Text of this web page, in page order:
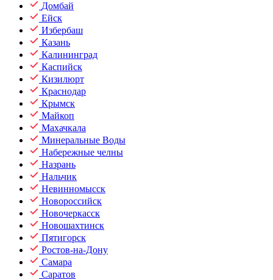
Домбай
Ейск
Избербаш
Казань
Калининград
Каспийск
Кизилюрт
Краснодар
Крымск
Майкоп
Махачкала
Минеральные Воды
Набережные челны
Назрань
Нальчик
Невинномысск
Новороссийск
Новочеркасск
Новошахтинск
Пятигорск
Ростов-на-Дону
Самара
Саратов